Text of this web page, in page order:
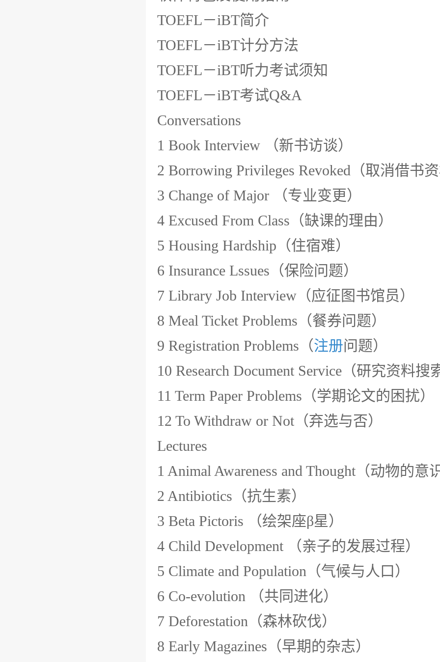
TOEFL－iBT简介
TOEFL－iBT计分方法
TOEFL－iBT听力考试须知
TOEFL－iBT考试Q&A
Conversations
1 Book Interview （新书访谈）
2 Borrowing Privileges Revoked（取消借书
3 Change of Major （专业变更）
4 Excused From Class（缺课的理由）
5 Housing Hardship（住宿难）
6 Insurance Lssues（保险问题）
7 Library Job Interview（应征图书馆员）
8 Meal Ticket Problems（餐券问题）
9 Registration Problems（注册问题）
10 Research Document Service（研究资料搜
11 Term Paper Problems（学期论文的困扰）
12 To Withdraw or Not（弃选与否）
Lectures
1 Animal Awareness and Thought（动物的意
2 Antibiotics（抗生素）
3 Beta Pictoris （绘架座β星）
4 Child Development （亲子的发展过程）
5 Climate and Population（气候与人口）
6 Co-evolution （共同进化）
7 Deforestation（森林砍伐）
8 Early Magazines（早期的杂志）